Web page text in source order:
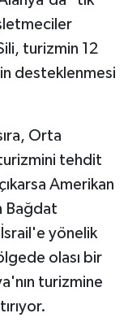
turizmin 12
desteklenmesi
Orta
tehdit
Amerikan
Bağdat
İsrail'e yönelik
olası bir
turizmine